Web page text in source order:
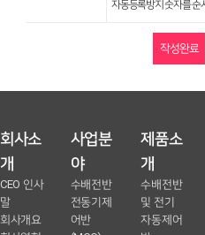
자동등록방지 숫자를 순
회사소
개
CEO 인사
말
회사개요
사업분
야
수배전반
전동기제
어반
제품소
개
수배전반
및 전기
자동제어